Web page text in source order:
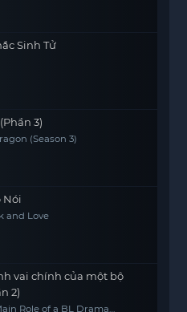
Sinh Tử
3)
(Season 3)
Nói
and Love
vai chính của một bộ
2)
Role of a BL Drama